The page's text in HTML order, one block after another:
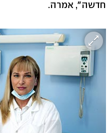
חדשה", אמרה.